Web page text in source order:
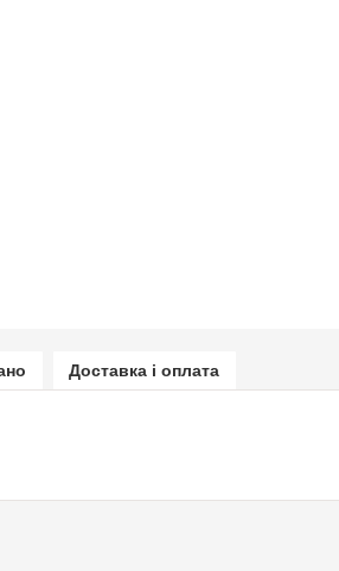
Доставка і оплата